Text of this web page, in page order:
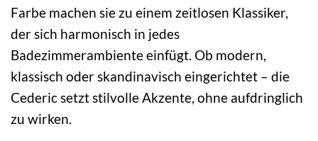
Farbe machen sie zu einem zeitlosen Klassiker,
der sich harmonisch in jedes
Badezimmerambiente einfügt. Ob modern,
klassisch oder skandinavisch eingerichtet – die
Cederic setzt stilvolle Akzente, ohne aufdringlich
zu wirken.